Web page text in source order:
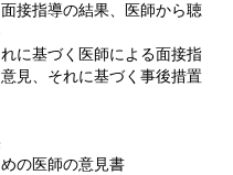
接指導の結果、医師から聴
に基づく医師による面接指
見、それに基づく事後措置
の医師の意見書